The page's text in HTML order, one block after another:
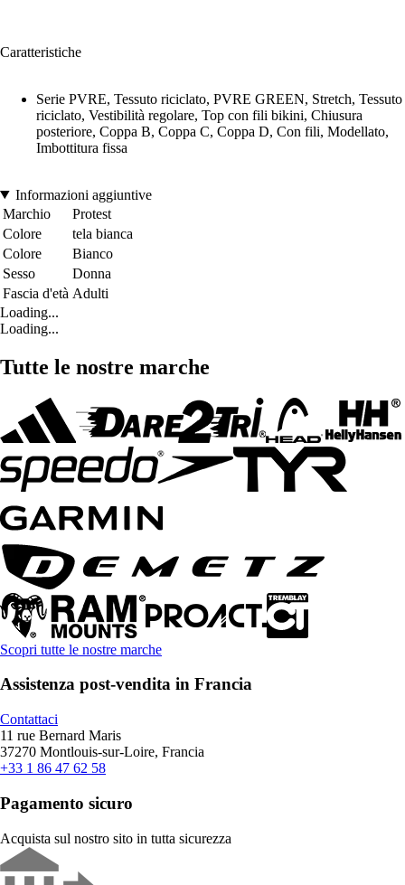
Caratteristiche
Serie PVRE, Tessuto riciclato, PVRE GREEN, Stretch, Tessuto
riciclato, Vestibilità regolare, Top con fili bikini, Chiusura
posteriore, Coppa B, Coppa C, Coppa D, Con fili, Modellato,
Imbottitura fissa
Informazioni aggiuntive
Marchio
Protest
Colore
tela bianca
Colore
Bianco
Sesso
Donna
Fascia d'età Adulti
Loading...
Loading...
Tutte le nostre marche
Scopri tutte le nostre marche
Assistenza post-vendita in Francia
Contattaci
11 rue Bernard Maris
37270 Montlouis-sur-Loire, Francia
+33 1 86 47 62 58
Pagamento sicuro
Acquista sul nostro sito in tutta sicurezza